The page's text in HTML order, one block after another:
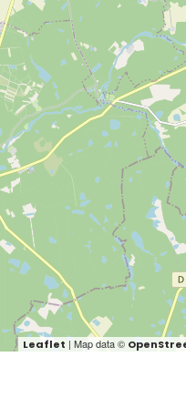
Leaflet | Map data ©